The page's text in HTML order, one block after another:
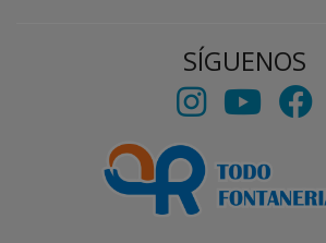
SÍGUENOS